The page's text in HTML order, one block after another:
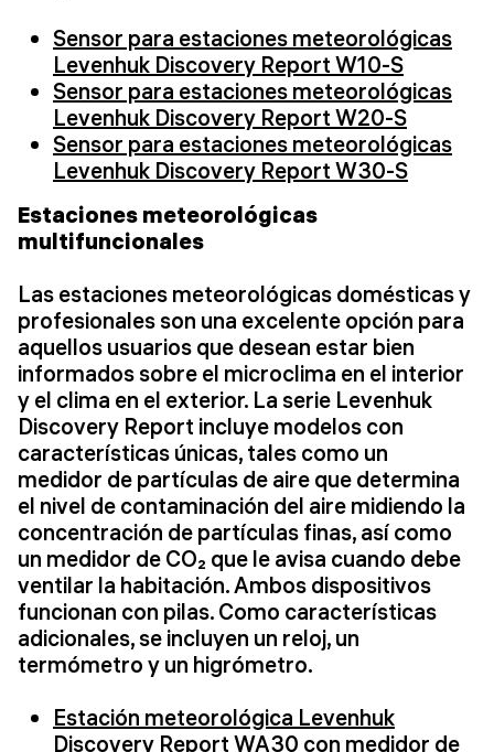
Sensor para estaciones meteorológicas
Levenhuk Discovery Report W10-S
Sensor para estaciones meteorológicas
Levenhuk Discovery Report W20-S
Sensor para estaciones meteorológicas
Levenhuk Discovery Report W30-S
Estaciones meteorológicas
multifuncionales
Las estaciones meteorológicas domésticas y
profesionales son una excelente opción para
aquellos usuarios que desean estar bien
informados sobre el microclima en el interior
y el clima en el exterior. La serie Levenhuk
Discovery Report incluye modelos con
características únicas, tales como un
medidor de partículas de aire que determina
el nivel de contaminación del aire midiendo la
concentración de partículas finas, así como
un medidor de CO₂ que le avisa cuando debe
ventilar la habitación. Ambos dispositivos
funcionan con pilas. Como características
adicionales, se incluyen un reloj, un
termómetro y un higrómetro.
Estación meteorológica Levenhuk
Discovery Report WA30 con medidor de